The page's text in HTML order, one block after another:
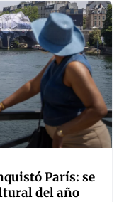
París: se
del año